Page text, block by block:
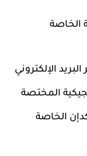
الخاصة
الإلكتروني
المختصة
الخاصة